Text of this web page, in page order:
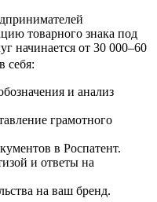
товарного знака под
начинается от 30 000–60
себя:
и анализ
грамотного
в Роспатент.
и ответы на
на ваш бренд.